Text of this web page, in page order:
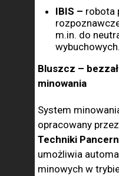
IBIS – robota
m.in. do
wybuchowych.
Bluszcz –
minowania
System
opracowany przez
Techniki
umożliwia
minowych w